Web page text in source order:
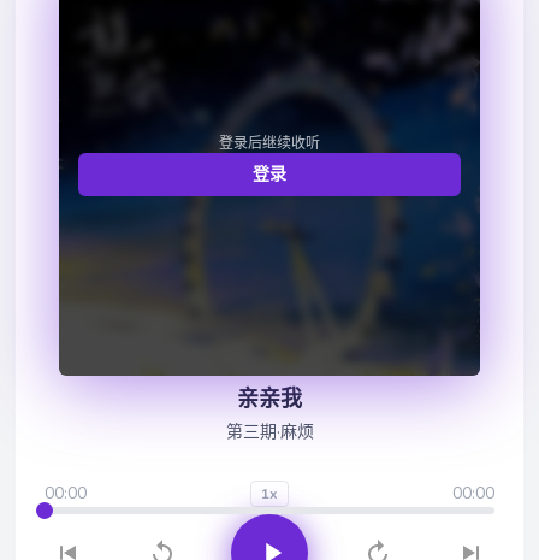
登录后继续收听
登录
亲亲我
第三期·麻烦
00:00 1x 00:00